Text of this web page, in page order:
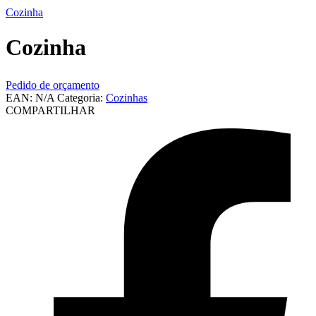
Cozinha
Cozinha
Pedido de orçamento
EAN: N/A Categoria: Cozinhas
COMPARTILHAR